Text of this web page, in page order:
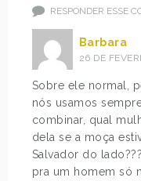
RESPONDER ESSE
Barbara
26 DE
Sobre ele normal,
nós usamos
combinar, qual
dela se a moça
Salvador do
pra um homem só